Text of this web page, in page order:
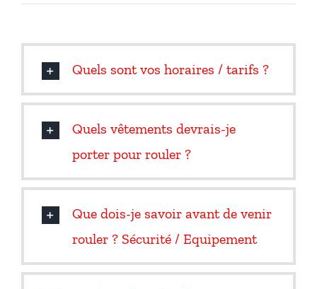
Billetterie
Contact
Compte
Langues
Quels sont vos horaires / tarifs ?
Quels vêtements devrais-je
porter pour rouler ?
Que dois-je savoir avant de venir
rouler ? Sécurité / Equipement